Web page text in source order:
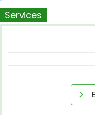
Services